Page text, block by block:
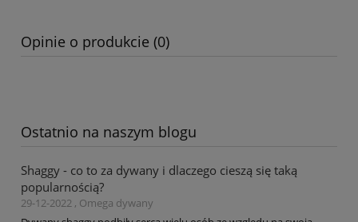
Opinie o produkcie (0)
Ostatnio na naszym blogu
Shaggy - co to za dywany i dlaczego cieszą się taką
popularnością?
29-12-2022 , Omega dywany